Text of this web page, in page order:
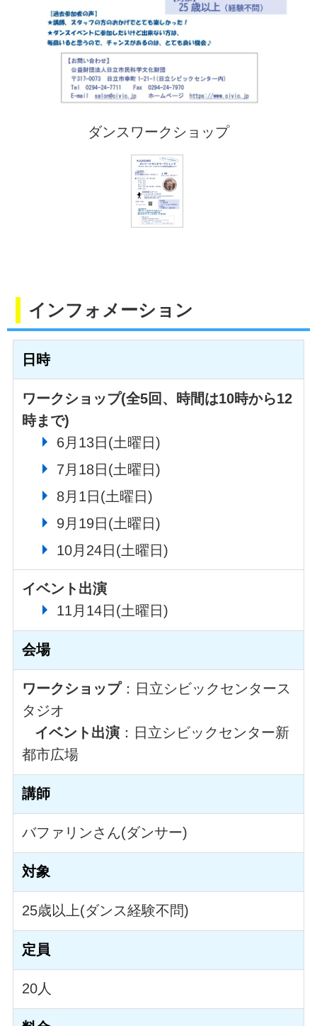
ダンスワークショップ
インフォメーション
日時
ワークショップ(全5回、時間は10時から12
時まで)
6月13日(土曜日)
7月18日(土曜日)
8月1日(土曜日)
9月19日(土曜日)
10月24日(土曜日)
イベント出演
11月14日(土曜日)
会場
ワークショップ：日立シビックセンタース
タジオ
イベント出演：日立シビックセンター新
都市広場
講師
バファリンさん(ダンサー)
対象
25歳以上(ダンス経験不問)
定員
20人